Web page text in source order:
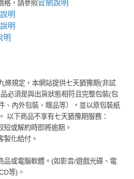
格，請參照官網說明
明
明
明
條規定，本網站提供七天猶豫期(非試
必須是與出貨狀態相符且完整包裝(包
、內外包裝、贈品等），並以原包裝紙
以下商品不享有七天猶豫期服務：
短或解約時即將逾期。
製化給付。
品或電腦軟體。(如影音/遊戲光碟、電
等)。